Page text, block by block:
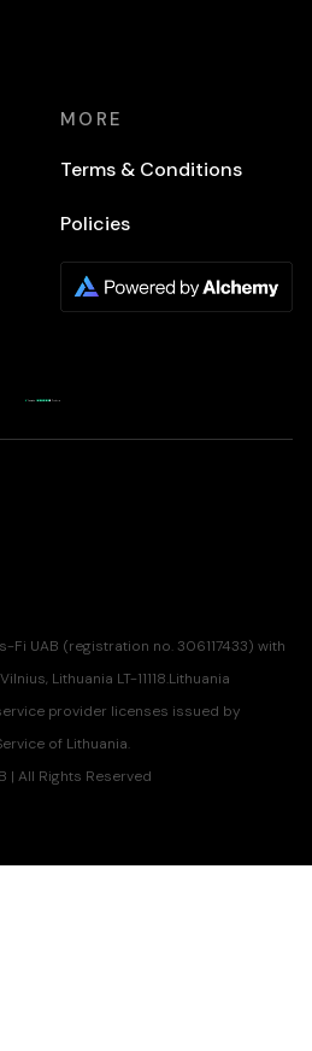
MORE
Terms & Conditions
Policies
Fi UAB (registration no. 306117433) with
Lithuania LT-11118.Lithuania
provider licenses issued by
of Lithuania.
| All Rights Reserved